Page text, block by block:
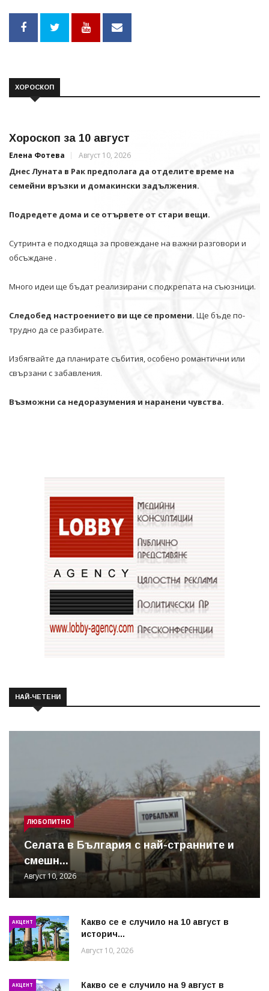
ХОРОСКОП
Хороскоп за 10 август
Елена Фотева Август 10, 2026
Днес Луната в Рак предполага да отделите време на
семейни връзки и домакински задължения.
Подредете дома и се отървете от стари вещи.
Сутринта е подходяща за провеждане на важни разговори и
обсъждане .
Много идеи ще бъдат реализирани с подкрепата на съюзници.
Следобед настроението ви ще се промени. Ще бъде по-
трудно да се разбирате.
Избягвайте да планирате събития, особено романтични или
свързани с забавления.
Възможни са недоразумения и наранени чувства.
НАЙ-ЧЕТЕНИ
ЛЮБОПИТНО
Cелата в България с най-странните и
смешн...
Август 10, 2026
АКЦЕНТ
Какво се е случило на 10 август в
историч...
Август 10, 2026
АКЦЕНТ
Какво се е случило на 9 август в